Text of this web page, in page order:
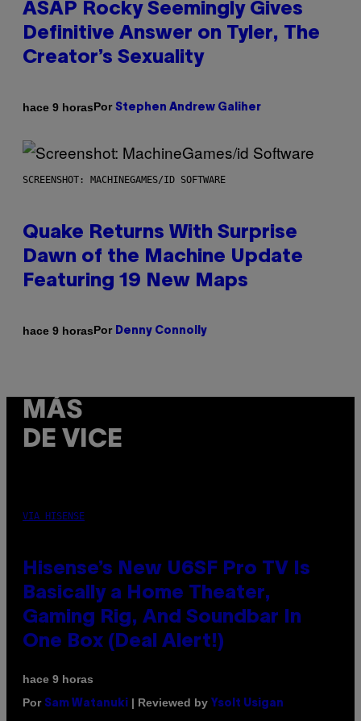
ASAP Rocky Seemingly Gives
Definitive Answer on Tyler, The
Creator’s Sexuality
hace 9 horasPor Stephen Andrew Galiher
SCREENSHOT: MACHINEGAMES/ID SOFTWARE
Quake Returns With Surprise
Dawn of the Machine Update
Featuring 19 New Maps
hace 9 horasPor Denny Connolly
MÁS
DE VICE
VIA HISENSE
Hisense’s New U6SF Pro TV Is
Basically a Home Theater,
Gaming Rig, And Soundbar In
One Box (Deal Alert!)
hace 9 horas
Por Sam Watanuki | Reviewed by Ysolt Usigan